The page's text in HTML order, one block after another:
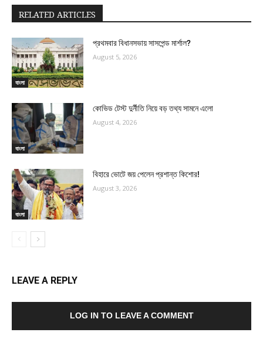
RELATED ARTICLES
বাংলা
প্রথমবার বিধানসভায় সাসপেন্ড মার্শাল?
August 5, 2026
বাংলা
কোভিড টেস্ট দুর্নীতি নিয়ে বড় তথ্য সামনে এলো
August 4, 2026
বাংলা
বিহারে ভোটে জয় পেলেন প্রশান্ত কিশোর!
August 3, 2026
LEAVE A REPLY
LOG IN TO LEAVE A COMMENT